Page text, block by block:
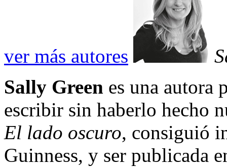
ver más autores
Sally Green es una autora
escribir sin haberlo hecho
El lado oscuro, consiguió
Guinness, y ser publicada